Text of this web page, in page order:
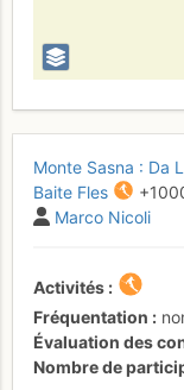
Monte Sasna : Da
Baite Fles
Marco Nicoli
Activités
Fréquentation
Évaluation des
Nombre de